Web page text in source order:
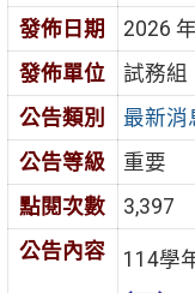
發佈日期
2026
發佈單位
試務組
公告類別
最新消
公告等級
重要
點閱次數
3,397
公告內容
114學